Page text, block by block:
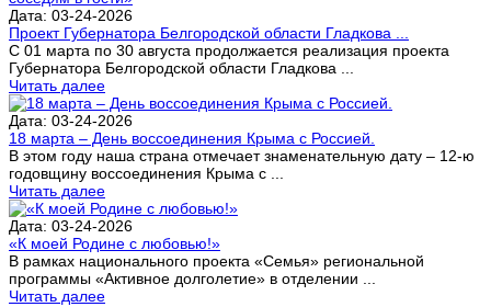
Дата: 03-24-2026
Проект Губернатора Белгородской области Гладкова ...
С 01 марта по 30 августа продолжается реализация проекта
Губернатора Белгородской области Гладкова ...
Читать далее
Дата: 03-24-2026
18 марта – День воссоединения Крыма с Россией.
В этом году наша страна отмечает знаменательную дату – 12-ю
годовщину воссоединения Крыма с ...
Читать далее
Дата: 03-24-2026
«К моей Родине с любовью!»
В рамках национального проекта «Семья» региональной
программы «Активное долголетие» в отделении ...
Читать далее